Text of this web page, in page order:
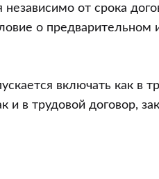
от срока
о предварительном
включать как в
и в трудовой договор,